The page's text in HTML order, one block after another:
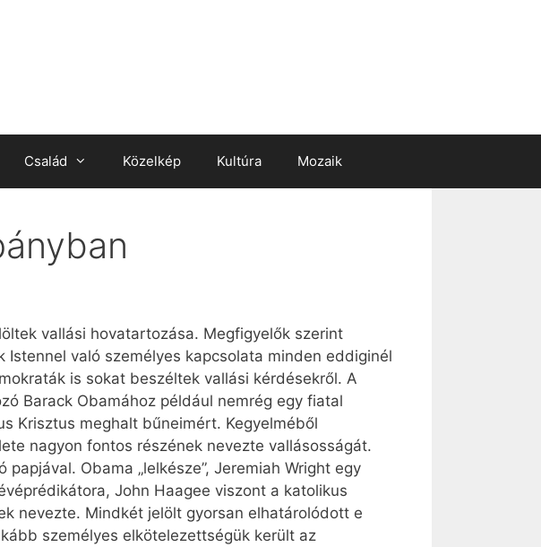
Család Közelkép Kultúra Mozaik
vallási hovatartozása. Megfigyelők szerint
való személyes kapcsolata minden eddiginél
is sokat beszéltek vallási kérdésekről. A
Barack Obamához például nemrég egy fiatal
Krisztus meghalt bűneimért. Kegyelméből
nagyon fontos részének nevezte vallásosságát.
Obama „lelkésze”, Jeremiah Wright egy
John Haagee viszont a katolikus
nevezte. Mindkét jelölt gyorsan elhatárolódott e
személyes elkötelezettségük került az